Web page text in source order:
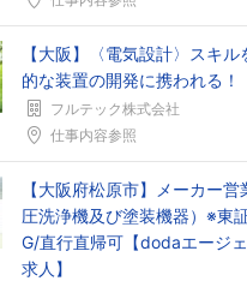
こちらの企業もフォローしませ
【大阪】〈電気設計〉スキ
的な装置の開発に携われる！
フルテック株式会社
仕事内容参照
【大阪府松原市】メーカー
圧洗浄機及び塗装機器）※東
G/直行直帰可【dodaエージ
求人】